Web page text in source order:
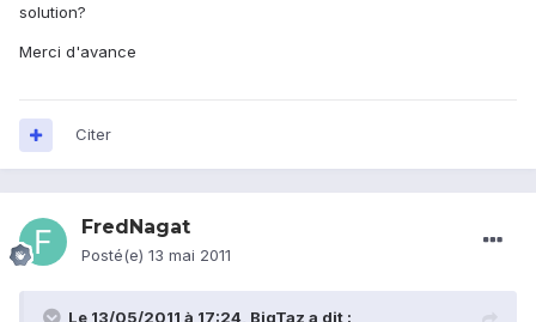
solution?
Merci d'avance
Citer
FredNagat
Posté(e) 13 mai 2011
Le 13/05/2011 à 17:24, BigTaz a dit :